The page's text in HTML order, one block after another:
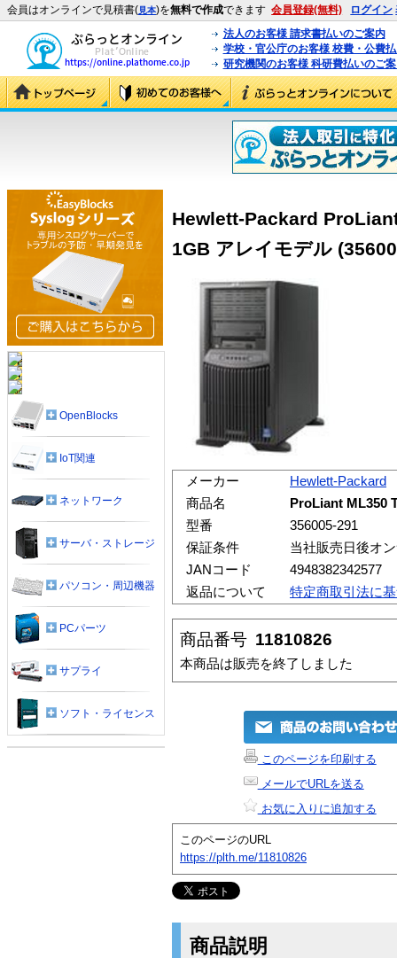
会員はオンラインで見積書(見本)を無料で作成できます 会員登録(無料) ログイン
法人のお客様 請求書払いのご案内
学校・官公庁のお客様 校費・公費
研究機関のお客様 科研費払いのご
Hewlett-Packard
1GB アレイモデル
メーカー
Hewlett-Packard
商品名
ProLiant ML350
型番
356005-291
保証条件
当社販売日後オ
JANコード
4948382342577
返品について
特定商取引法に
商品番号 11810826
本商品は販売を終了しました
このページを印刷する
メールでURLを送る
お気に入りに追加する
このページのURL
https://plth.me/11810826
商品説明
OpenBlocks
IoT関連
ネットワーク
サーバ・ストレージ
パソコン・周辺機器
PCパーツ
サプライ
ソフト・ライセンス